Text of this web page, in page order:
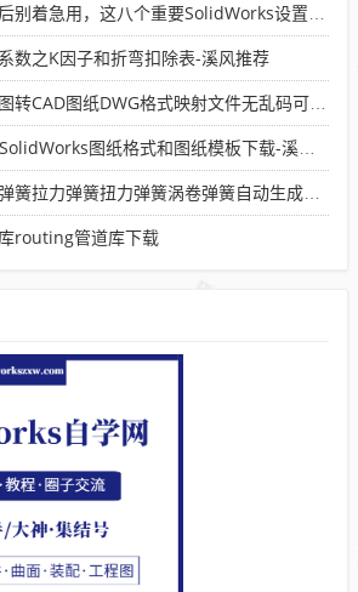
用，这八个重要SolidWorks设置可以提高你的画图效率
数之K因子和折弯扣除表-溪风推荐
图纸DWG格式映射文件无乱码可分层-溪风亲测推荐
图纸格式和图纸模板下载-溪风专用版
力弹簧扭力弹簧涡卷弹簧自动生成宏程序下载
routing管道库下载